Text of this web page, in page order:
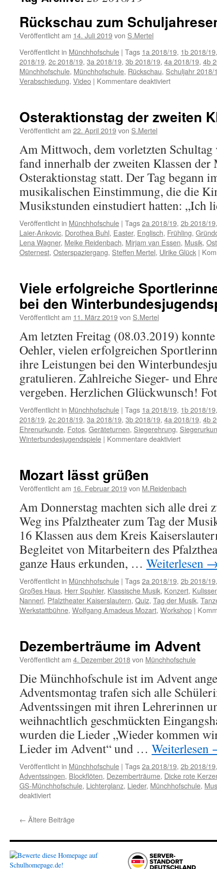
Rückschau zum
Veröffentlicht am 14. Juli 2019von S.Mertel
Veröffentlicht in Münchhofschule | Tags 1a 2018/19, 1b 2018/19
2018/19, 2c 2018/19, 3a 2018/19, 3b 2018/19, 4a 2018/19, 4b
Münchhofschule, Münchhofschule, Rückschau, Schuljahr 2018/
Verabschiedung, Video | Kommentare deaktiviertfür
2018/2019
Osteraktionstag der zweiten
Veröffentlicht am 22. April 2019von S.Mertel
Am Mittwoch, dem vorletzten
fand innerhalb der zweiten Klassen
Osteraktionstag statt. Der Tag begann
musikalischen Einstimmung, die die
Musikstunden einstudiert hatten: „Ich
Veröffentlicht in Münchhofschule | Tags2a 2018/19, 2b 2018/19
Laier-Ankovic, Dorothea Buhl, Easter, Englisch, Frühling,
Lena Wagner, Meike Reidenbach, Mirjam van Essen, Musik,
Osternest, Osterspaziergang, Steffen Mertel, Ulrike Glück |
Viele erfolgreiche
bei den
Veröffentlicht am 11. März 2019von S.Mertel
Am letzten Freitag (08.03.2019)
Oehler, vielen erfolgreichen
ihre Leistungen bei den
gratulieren. Zahlreiche Sieger- und
vergeben. Herzlichen Glückwunsch!
Veröffentlicht in Münchhofschule | Tags 1a 2018/19, 1b 2018/19
2018/19, 2c 2018/19, 3a 2018/19, 3b 2018/19, 4a 2018/19, 4b
Ehrenurkunde, Fotos, Geräteturnen, Siegerehrung,
Winterbundesjugendspiele | Kommentare deaktiviertfür
Sportler
den
Mozart lässt grüßen
Veröffentlicht am 16. Februar 2019von M.Reidenbach
Am Donnerstag machten sich alle drei
Weg ins Pfalztheater zum Tag der
16 Klassen aus dem Kreis
Begleitet von Mitarbeitern des
ganze Haus erkunden, … Weiterlesen
Veröffentlicht in Münchhofschule | Tags2a 2018/19, 2b 2018/19
Großes Haus, Herr Spuhler, Klassische Musik, Konzert,
Nannerl, Pfalztheater Kaiserslautern, Quiz, Tag der Musik,
Werkstattbühne, Wolfgang Amadeus Mozart, Workshop |
Dezemberträume im Advent
Veröffentlicht am 4. Dezember 2018von Münchhofschule
Die Münchhofschule ist im Advent
Adventsmontag trafen sich alle
Adventssingen mit ihren Lehrerinnen
weihnachtlich geschmückten
wurden die Lieder „Wieder kommen
Lieder im Advent“ und … Weiterlesen
Veröffentlicht in Münchhofschule | Tags2a 2018/19, 2b 2018/19
Adventssingen, Blockflöten, Dezemberträume, Dicke rote
GS-Münchhofschule, Lichterglanz, Lieder, Münchhofschule,
deaktiviertfür
Advent
← Ältere Beiträge